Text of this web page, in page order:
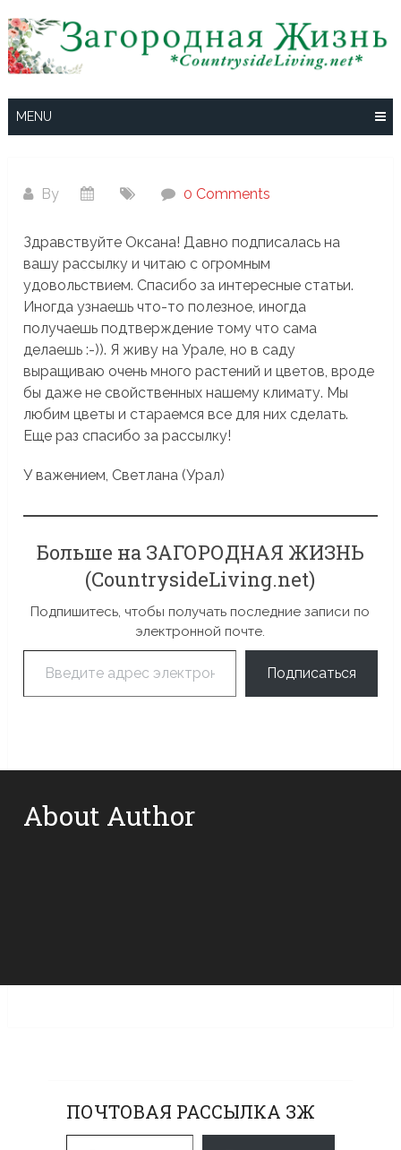
to
content
MENU
By 0 Comments
Здравствуйте Оксана! Давно подписалась на
вашу рассылку и читаю с огромным
удовольствием. Спасибо за интересные статьи.
Иногда узнаешь что-то полезное, иногда
получаешь подтверждение тому что сама
делаешь :-)). Я живу на Урале, но в саду
выращиваю очень много растений и цветов, вроде
бы даже не свойственных нашему климату. Мы
любим цветы и стараемся все для них сделать.
Еще раз спасибо за рассылку!
У важением, Светлана (Урал)
Больше на ЗАГОРОДНАЯ ЖИЗНЬ
(CountrysideLiving.net)
Подпишитесь, чтобы получать последние записи по
электронной почте.
Введите адрес электронной почты…
Подписаться
About Author
ПОЧТОВАЯ РАССЫЛКА ЗЖ
Введите адрес электронной почты…